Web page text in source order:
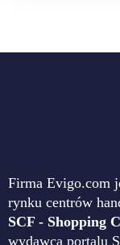
Firma Evigo.com
rynku centrów
SCF - Shopping
wydawcą portalu